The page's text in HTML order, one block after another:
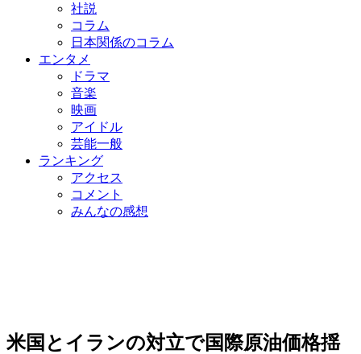
社説
コラム
日本関係のコラム
エンタメ
ドラマ
音楽
映画
アイドル
芸能一般
ランキング
アクセス
コメント
みんなの感想
米国とイランの対立で国際原油価格揺